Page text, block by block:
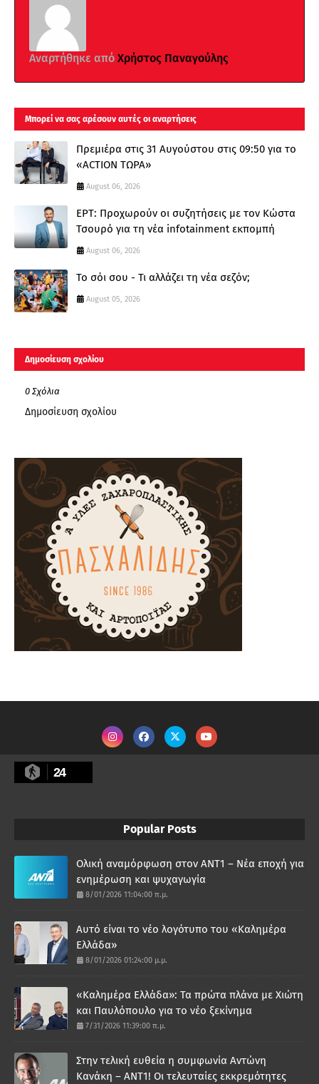
Αναρτήθηκε από Χρήστος Παναγούλης
Μπορεί να σας αρέσουν αυτές οι αναρτήσεις
Πρεμιέρα στις 31 Αυγούστου στις 09:50 για το
«ACTION ΤΩΡΑ»
August 06, 2026
ΕΡΤ: Προχωρούν οι συζητήσεις με τον Κώστα
Τσουρό για τη νέα infotainment εκπομπή
August 06, 2026
Το σόι σου - Τι αλλάζει τη νέα σεζόν;
August 05, 2026
Δημοσίευση σχολίου
0 Σχόλια
Δημοσίευση σχολίου
24
Popular Posts
Ολική αναμόρφωση στον ΑΝΤ1 – Νέα εποχή για
ενημέρωση και ψυχαγωγία
8/01/2026 11:04:00 π.μ.
Αυτό είναι το νέο λογότυπο του «Καλημέρα
Ελλάδα»
8/01/2026 01:24:00 μ.μ.
«Καλημέρα Ελλάδα»: Τα πρώτα πλάνα με Χιώτη
και Παυλόπουλο για το νέο ξεκίνημα
7/31/2026 11:39:00 π.μ.
Στην τελική ευθεία η συμφωνία Αντώνη
Κανάκη – ΑΝΤ1! Οι τελευταίες εκκρεμότητες